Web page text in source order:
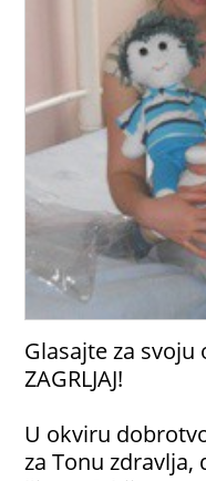
Glasajte za svoju
ZAGRLJAJ!
U okviru
za Tonu